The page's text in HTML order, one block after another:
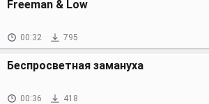
Freeman & Low
00:32 795
Беспросветная замануха
00:36 418